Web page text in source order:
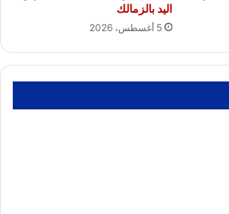
اليد بالزمالك
5 أغسطس، 2026